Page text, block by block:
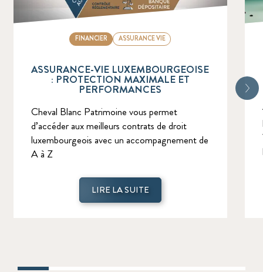
FINANCIER ASSURANCE VIE
ASSURANCE-VIE LUXEMBOURGEOISE
: PROTECTION MAXIMALE ET
PERFORMANCES
Cheval Blanc Patrimoine vous permet
d’accéder aux meilleurs contrats de droit
luxembourgeois avec un accompagnement de
A à Z
LIRE LA SUITE